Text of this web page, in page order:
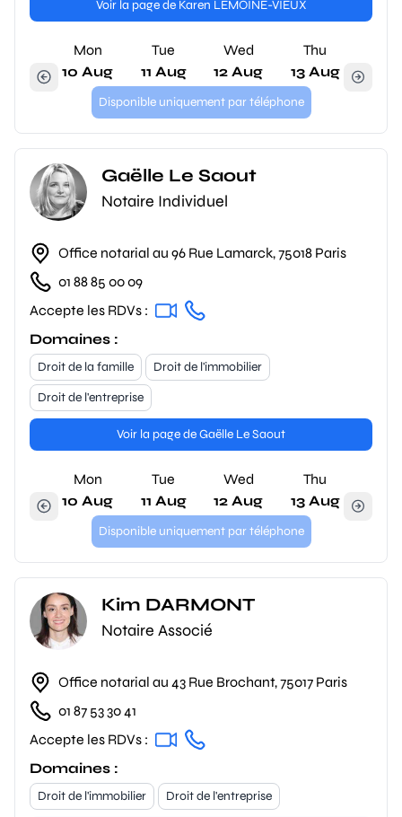
Voir la page de Karen LEMOINE-VIEUX
Mon
10 Aug
Tue
11 Aug
Wed
12 Aug
Thu
13 Aug
Disponible uniquement par téléphone
Gaëlle Le Saout
Notaire Individuel
Office notarial au 96 Rue Lamarck, 75018 Paris
01 88 85 00 09
Accepte les RDVs :
Domaines :
Droit de la famille
Droit de l'immobilier
Droit de l'entreprise
Voir la page de Gaëlle Le Saout
Mon
10 Aug
Tue
11 Aug
Wed
12 Aug
Thu
13 Aug
Disponible uniquement par téléphone
Kim DARMONT
Notaire Associé
Office notarial au 43 Rue Brochant, 75017 Paris
01 87 53 30 41
Accepte les RDVs :
Domaines :
Droit de l'immobilier Droit de l'entreprise